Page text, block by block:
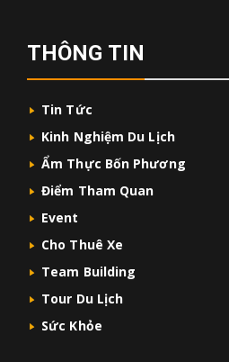
THÔNG TIN
Tin Tức
Kinh Nghiệm Du Lịch
Ẩm Thực Bốn Phương
Điểm Tham Quan
Event
Cho Thuê Xe
Team Building
Tour Du Lịch
Sức Khỏe